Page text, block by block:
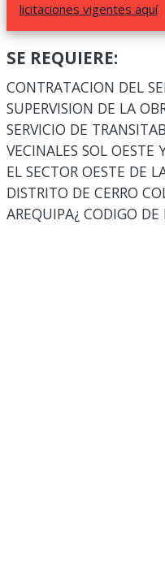
licitaciones vigentes aquí
SE REQUIERE:
CONTRATACION DEL
SUPERVISION DE LA
SERVICIO DE
VECINALES SOL OESTE
EL SECTOR OESTE DE
DISTRITO DE CERRO
AREQUIPA¿ CODIGO